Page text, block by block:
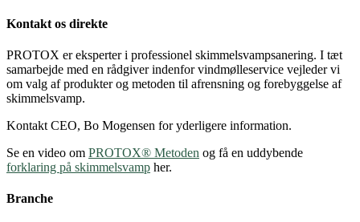
Kontakt os direkte
PROTOX er eksperter i professionel skimmelsvampsanering. I tæt
samarbejde med en rådgiver indenfor vindmølleservice vejleder vi
om valg af produkter og metoden til afrensning og forebyggelse af
skimmelsvamp.
Kontakt CEO, Bo Mogensen for yderligere information.
Se en video om PROTOX® Metoden og få en uddybende
forklaring på skimmelsvamp her.
Branche